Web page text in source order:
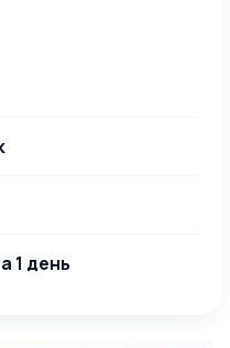
1 день